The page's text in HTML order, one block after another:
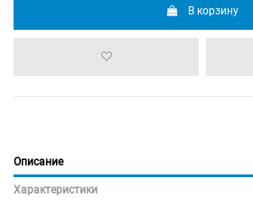
В корзину
Описание
Характеристики